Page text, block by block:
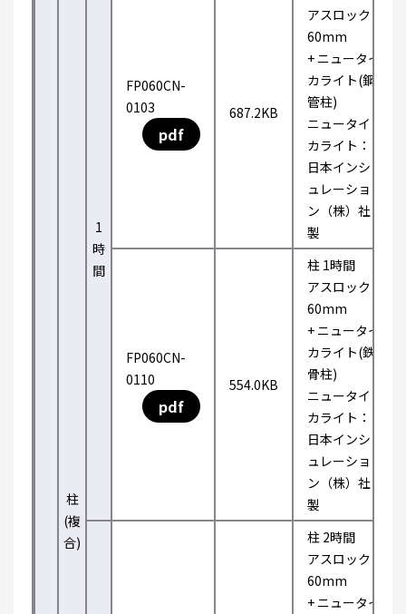
柱
(複
合)
1
時
間
FP060CN-
0103
pdf
687.2KB
アスロック
60mm
+ ニュータイ
カライト(鋼
管柱)
ニュータイ
カライト：
日本インシ
ュレーショ
ン（株）社
製
FP060CN-
0110
pdf
554.0KB
柱 1時間
アスロック
60mm
+ ニュータイ
カライト(鉄
骨柱)
ニュータイ
カライト：
日本インシ
ュレーショ
ン（株）社
製
柱 2時間
アスロック
60mm
+ ニュータイ